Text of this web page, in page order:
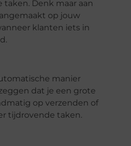
Denk maar aan
op jouw
klanten iets in
manier
dat je een grote
op verzenden of
tijdrovende taken.